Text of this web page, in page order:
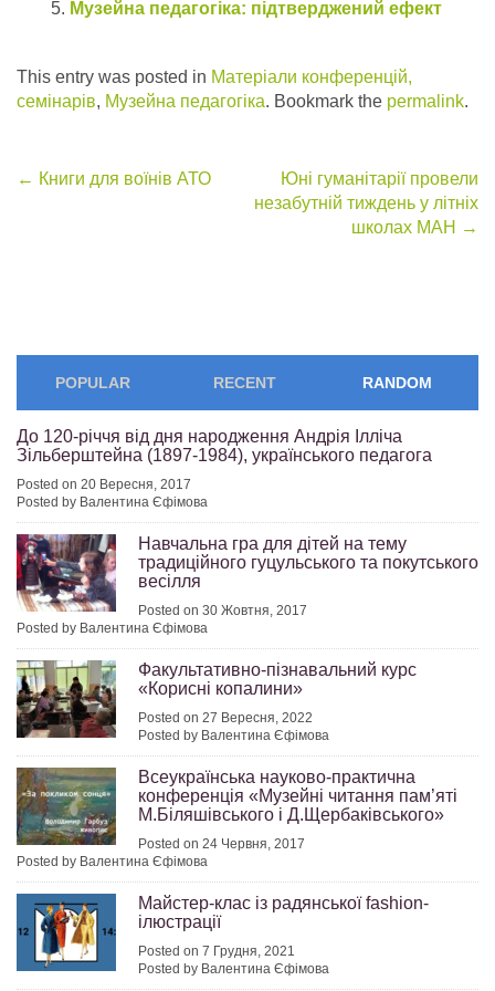
Музейна педагогіка: підтверджений ефект
This entry was posted in Матеріали конференцій,
семінарів, Музейна педагогіка. Bookmark the permalink.
Post
← Книги для воїнів АТО
Юні гуманітарії провели
незабутній тиждень у літніх
школах МАН →
POPULAR RECENT RANDOM
До 120-річчя від дня народження Андрія Ілліча
Зільберштейна (1897-1984), українського педагога
Posted on 20 Вересня, 2017
Posted by Валентина Єфімова
Навчальна гра для дітей на тему
традиційного гуцульського та покутського
весілля
Posted on 30 Жовтня, 2017
Posted by Валентина Єфімова
Факультативно-пізнавальний курс
«Корисні копалини»
Posted on 27 Вересня, 2022
Posted by Валентина Єфімова
Всеукраїнська науково-практична
конференція «Музейні читання пам’яті
М.Біляшівського і Д.Щербаківського»
Posted on 24 Червня, 2017
Posted by Валентина Єфімова
Майстер-клас із радянської fashion-
ілюстрації
Posted on 7 Грудня, 2021
Posted by Валентина Єфімова